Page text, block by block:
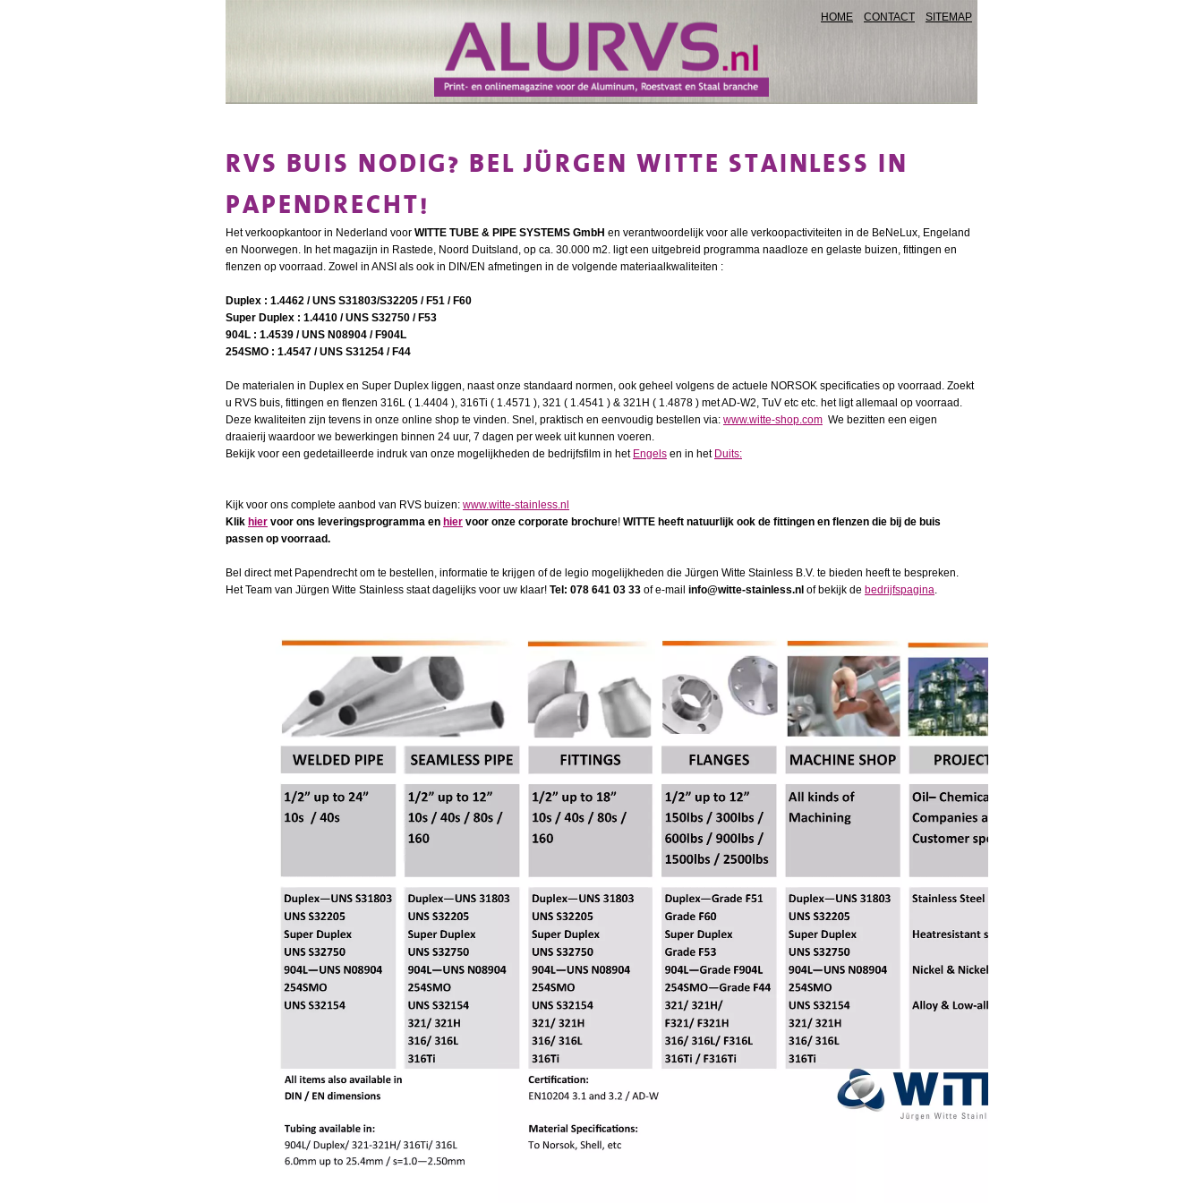
HOME CONTACT SITEMAP
RVS BUIS NODIG? BEL JÜRGEN WITTE STAINLESS IN
PAPENDRECHT!
Het verkoopkantoor in Nederland voor WITTE TUBE & PIPE SYSTEMS GmbH en verantwoordelijk voor alle verkoopactiviteiten in de BeNeLux, Engeland
en Noorwegen. In het magazijn in Rastede, Noord Duitsland, op ca. 30.000 m2. ligt een uitgebreid programma naadloze en gelaste buizen, fittingen en
flenzen op voorraad. Zowel in ANSI als ook in DIN/EN afmetingen in de volgende materiaalkwaliteiten :
Duplex : 1.4462 / UNS S31803/S32205 / F51 / F60
Super Duplex : 1.4410 / UNS S32750 / F53
904L : 1.4539 / UNS N08904 / F904L
254SMO : 1.4547 / UNS S31254 / F44
De materialen in Duplex en Super Duplex liggen, naast onze standaard normen, ook geheel volgens de actuele NORSOK specificaties op voorraad. Zoekt
u RVS buis, fittingen en flenzen 316L ( 1.4404 ), 316Ti ( 1.4571 ), 321 ( 1.4541 ) & 321H ( 1.4878 ) met AD-W2, TuV etc etc. het ligt allemaal op voorraad.
Deze kwaliteiten zijn tevens in onze online shop te vinden. Snel, praktisch en eenvoudig bestellen via: www.witte-shop.com We bezitten een eigen
draaierij waardoor we bewerkingen binnen 24 uur, 7 dagen per week uit kunnen voeren.
Bekijk voor een gedetailleerde indruk van onze mogelijkheden de bedrijfsfilm in het Engels en in het Duits:
Kijk voor ons complete aanbod van RVS buizen: www.witte-stainless.nl
Klik hier voor ons leveringsprogramma en hier voor onze corporate brochure! WITTE heeft natuurlijk ook de fittingen en flenzen die bij de buis
passen op voorraad.
Bel direct met Papendrecht om te bestellen, informatie te krijgen of de legio mogelijkheden die Jürgen Witte Stainless B.V. te bieden heeft te bespreken.
Het Team van Jürgen Witte Stainless staat dagelijks voor uw klaar! Tel: 078 641 03 33 of e-mail info@witte-stainless.nl of bekijk de bedrijfspagina.